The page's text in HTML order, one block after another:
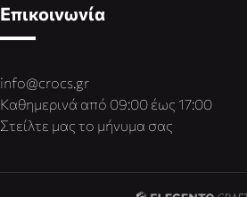
Επικοινωνία
info@crocs.gr
Καθημερινά από 09:00 έως 17:00
Στείλτε μας το μήνυμα σας